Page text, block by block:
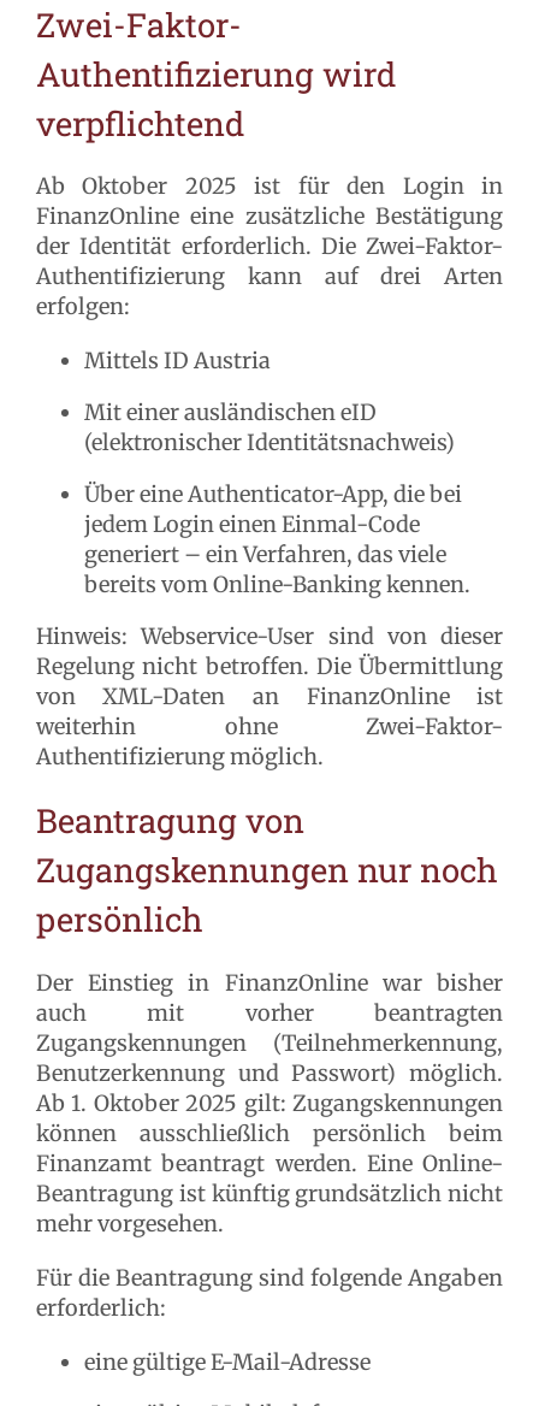
Zwei-Faktor-
Authentifizierung wird
verpflichtend
Ab Oktober 2025 ist für den Login in
FinanzOnline eine zusätzliche Bestätigung
der Identität erforderlich. Die Zwei-Faktor-
Authentifizierung kann auf drei Arten
erfolgen:
Mittels ID Austria
Mit einer ausländischen eID
(elektronischer Identitätsnachweis)
Über eine Authenticator-App, die bei
jedem Login einen Einmal-Code
generiert – ein Verfahren, das viele
bereits vom Online-Banking kennen.
Hinweis: Webservice-User sind von dieser
Regelung nicht betroffen. Die Übermittlung
von XML-Daten an FinanzOnline ist
weiterhin ohne Zwei-Faktor-
Authentifizierung möglich.
Beantragung von
Zugangskennungen nur noch
persönlich
Der Einstieg in FinanzOnline war bisher
auch mit vorher beantragten
Zugangskennungen (Teilnehmerkennung,
Benutzerkennung und Passwort) möglich.
Ab 1. Oktober 2025 gilt: Zugangskennungen
können ausschließlich persönlich beim
Finanzamt beantragt werden. Eine Online-
Beantragung ist künftig grundsätzlich nicht
mehr vorgesehen.
Für die Beantragung sind folgende Angaben
erforderlich:
eine gültige E-Mail-Adresse